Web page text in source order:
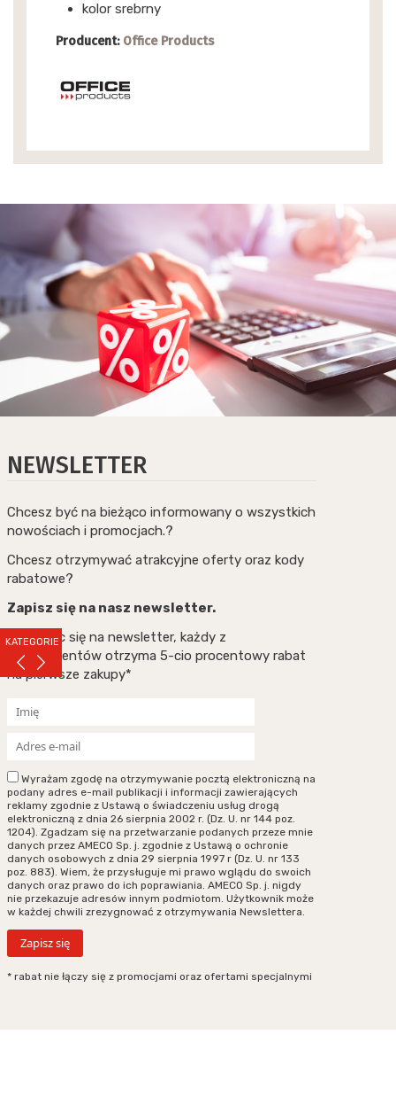
KATEGORIE
kolor srebrny
Producent: Office Products
NEWSLETTER
Chcesz być na bieżąco informowany o wszystkich
nowościach i promocjach.?
Chcesz otrzymywać atrakcyjne oferty oraz kody
rabatowe?
Zapisz się na nasz newsletter.
Zapisując się na newsletter, każdy z
subskrybentów otrzyma 5-cio procentowy rabat
na pierwsze zakupy*
Wyrażam zgodę na otrzymywanie pocztą elektroniczną na
podany adres e-mail publikacji i informacji zawierających
reklamy zgodnie z Ustawą o świadczeniu usług drogą
elektroniczną z dnia 26 sierpnia 2002 r. (Dz. U. nr 144 poz.
1204). Zgadzam się na przetwarzanie podanych przeze mnie
danych przez AMECO Sp. j. zgodnie z Ustawą o ochronie
danych osobowych z dnia 29 sierpnia 1997 r (Dz. U. nr 133
poz. 883). Wiem, że przysługuje mi prawo wglądu do swoich
danych oraz prawo do ich poprawiania. AMECO Sp. j. nigdy
nie przekazuje adresów innym podmiotom. Użytkownik może
w każdej chwili zrezygnować z otrzymywania Newslettera.
* rabat nie łączy się z promocjami oraz ofertami specjalnymi